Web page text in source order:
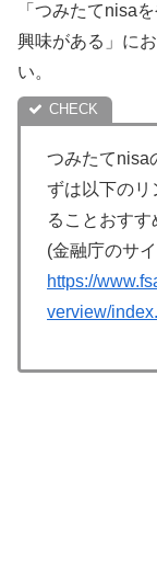
「つみたてnisa
興味がある」に
い。
つみたてnisa
ずは以下のリ
ることおすす
(金融庁のサ
https://
verview/